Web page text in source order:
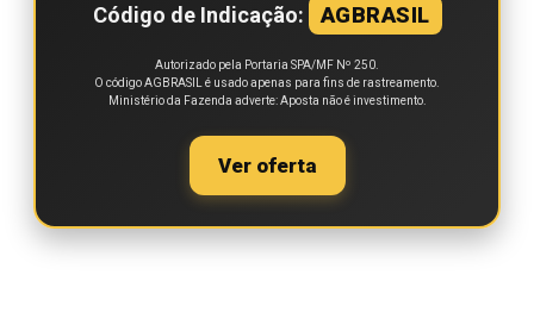
Código de Indicação: AGBRASIL
Autorizado pela Portaria SPA/MF Nº 250.
O código AGBRASIL é usado apenas para fins de rastreamento.
Ministério da Fazenda adverte: Aposta não é investimento.
Ver oferta